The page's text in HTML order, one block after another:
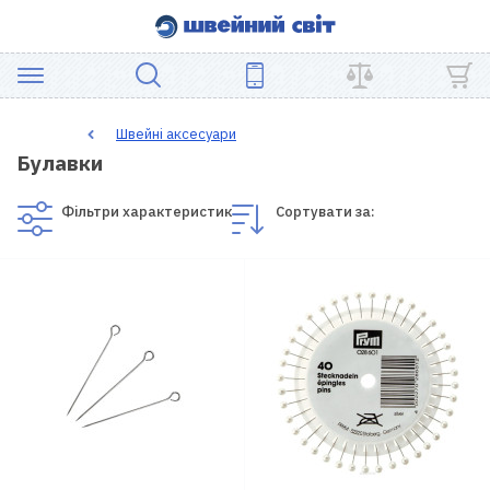
ШВЕЙНЕ
ОБЛАДНАННЯ
ПЕЧВОРКУ
ШВЕЙНІ
АКСЕСУАРИ
Швейні аксесуари
Булавки
Фільтри характеристик Сортувати за: